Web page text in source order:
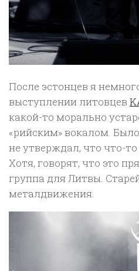
После эстонцев я
выступлении литовцев
какой-то морально
«рийским» вокалом.
не утверждал, что что-
Хотя, говорят, что это
группа для Литвы.
металдвижения.